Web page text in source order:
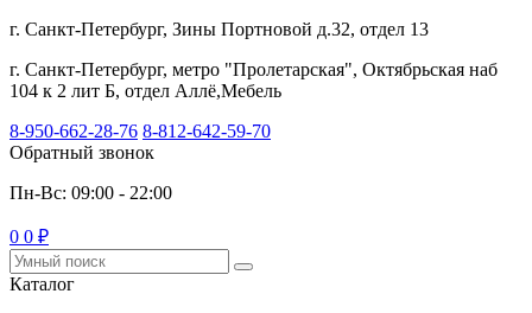
г. Санкт-Петербург, Зины Портновой д.32, отдел 13
г. Санкт-Петербург, метро "Пролетарская", Октябрьская наб
104 к 2 лит Б, отдел Аллё,Мебель
8-950-662-28-76 8-812-642-59-70
Обратный звонок
Пн-Вс: 09:00 - 22:00
0 0 ₽
Каталог